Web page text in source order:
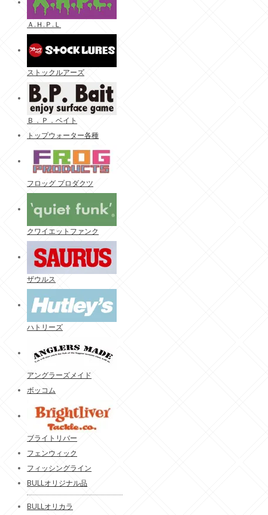
Ａ.Ｈ.Ｐ.Ｌ
ストックルアーズ
Ｂ．Ｐ．ベイト
トップウォーター各種
フロッグ プロダクツ
クワイエットファンク
ザウルス
ハトリーズ
アングラーズメイド
ボッコム
ブライトリバー
フェンウィック
フィッシングライン
BULLオリジナル品
BULLオリカラ